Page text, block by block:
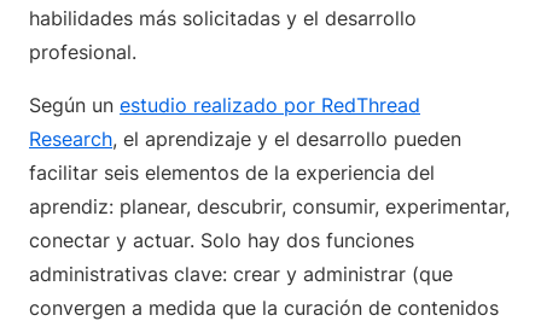
habilidades más solicitadas y el desarrollo
profesional.
Según un estudio realizado por RedThread
Research, el aprendizaje y el desarrollo pueden
facilitar seis elementos de la experiencia del
aprendiz: planear, descubrir, consumir, experimentar,
conectar y actuar. Solo hay dos funciones
administrativas clave: crear y administrar (que
convergen a medida que la curación de contenidos